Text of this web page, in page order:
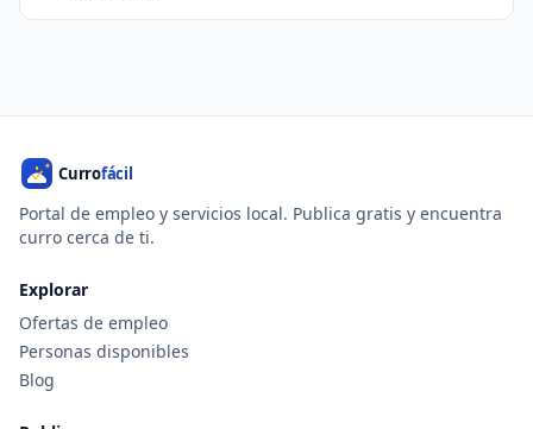
Portal de empleo y servicios local. Publica gratis y encuentra
curro cerca de ti.
Explorar
Ofertas de empleo
Personas disponibles
Blog